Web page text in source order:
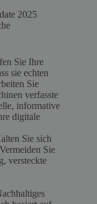
2025
Sie Ihre
sie echten
Sie
verfasste
informative
digitale
Sie sich
Sie
versteckte